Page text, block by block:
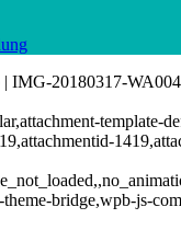
| IMG-20180317-
template-
bridge,wpb-js-